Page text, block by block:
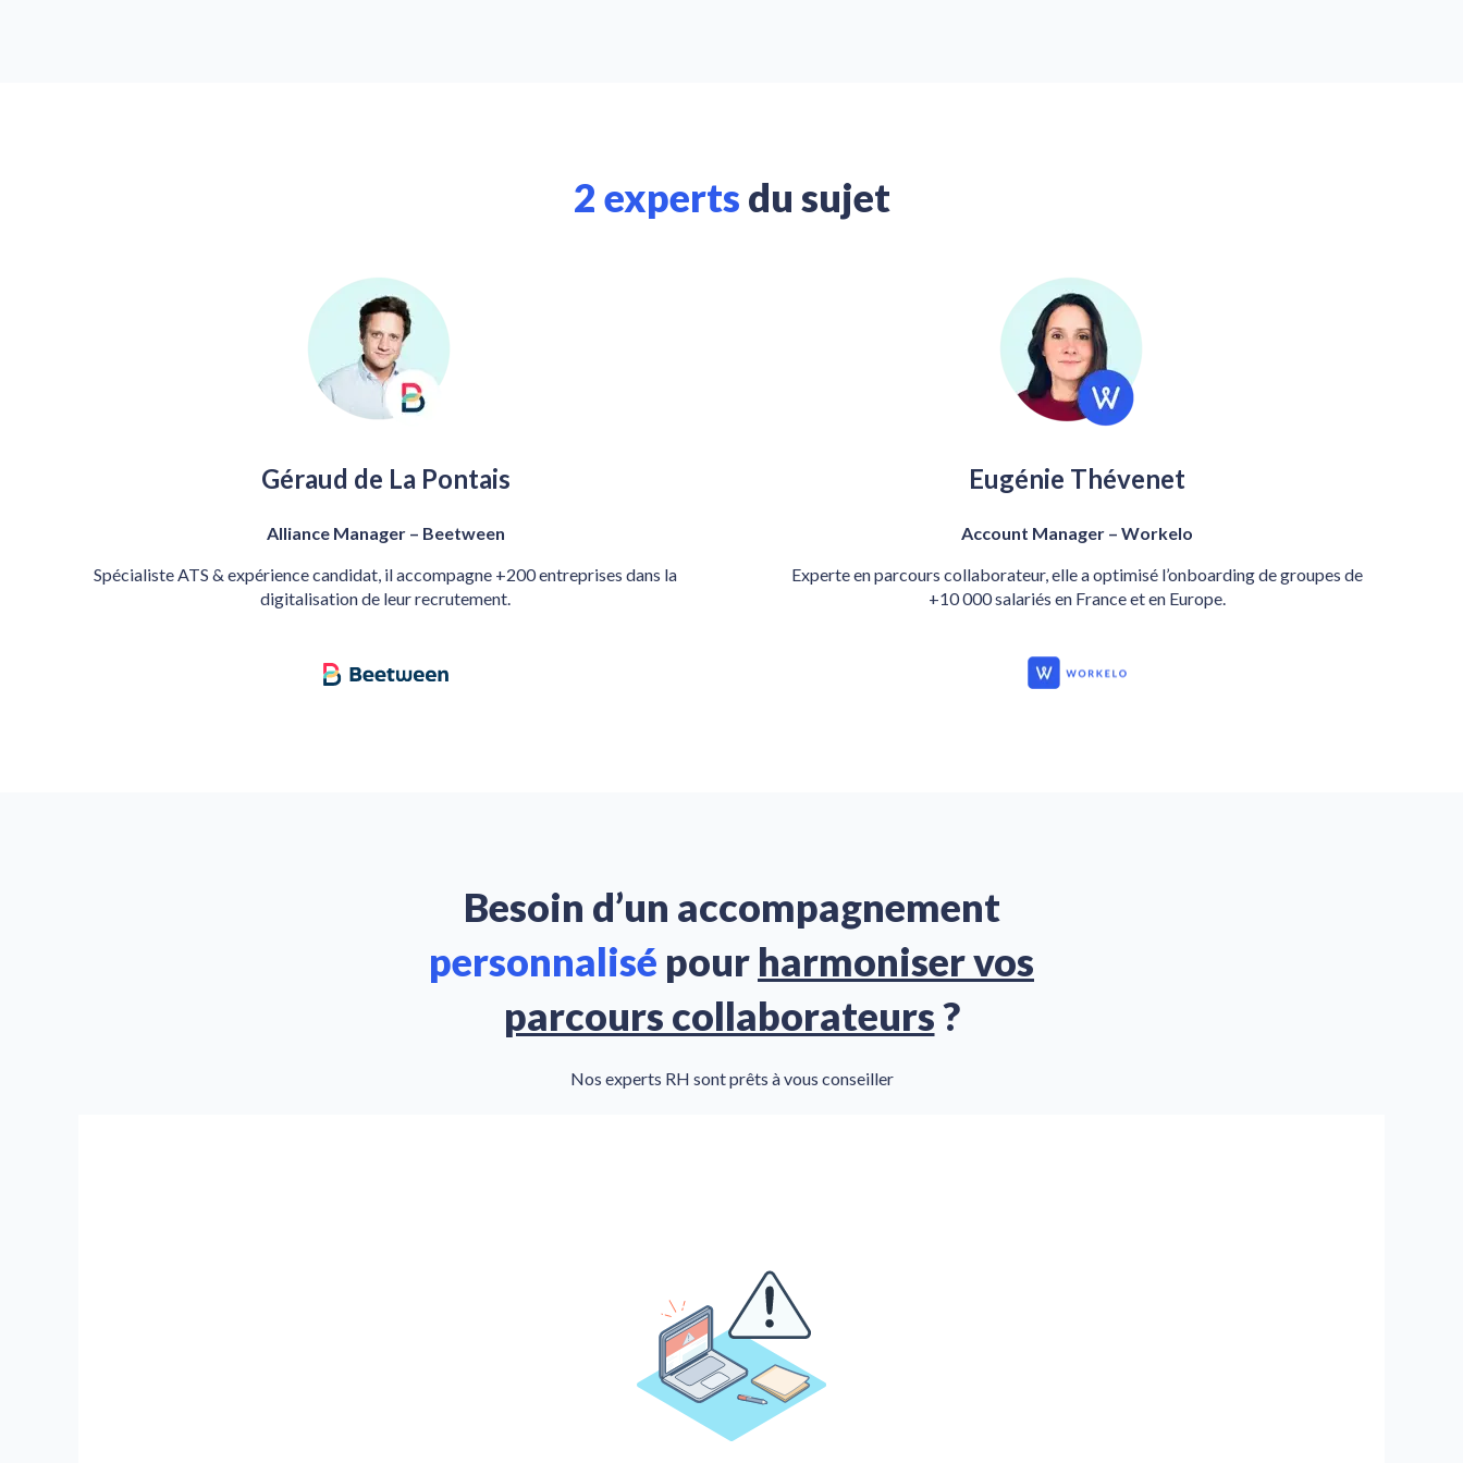
2 experts du sujet
Géraud de La Pontais
Alliance Manager – Beetween
Spécialiste ATS & expérience candidat, il accompagne +200 entreprises dans la
digitalisation de leur recrutement.
Eugénie Thévenet
Account Manager – Workelo
Experte en parcours collaborateur, elle a optimisé l’onboarding de groupes de
+10 000 salariés en France et en Europe.
Besoin d’un accompagnement
personnalisé pour harmoniser vos
parcours collaborateurs?
Nos experts RH sont prêts à vous conseiller